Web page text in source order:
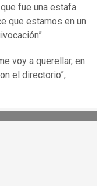
fue una estafa.
que estamos en un
voy a querellar, en
el directorio”,